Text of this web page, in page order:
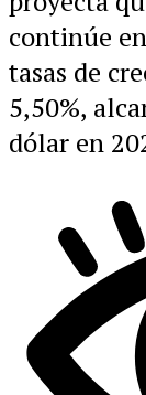
continúe
tasas de
5,50%,
dólar en